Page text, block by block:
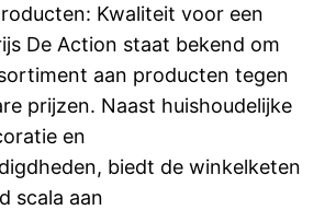
Kwaliteit voor een
De Action staat bekend om
aan producten tegen
prijzen. Naast huishoudelijke
en
biedt de winkelketen
scala aan